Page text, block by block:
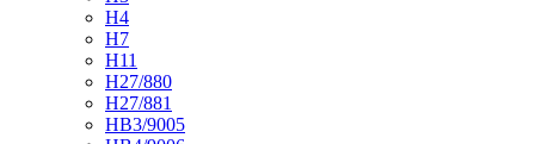
H4
H7
H11
H27/880
H27/881
HB3/9005